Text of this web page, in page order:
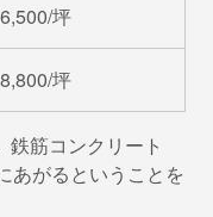
坪
坪
筋コンクリート
あがるということを